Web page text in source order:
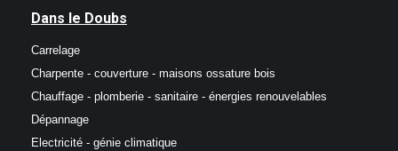
Dans le Doubs
Carrelage
Charpente - couverture - maisons ossature bois
Chauffage - plomberie - sanitaire - énergies renouvelables
Dépannage
Electricité - génie climatique